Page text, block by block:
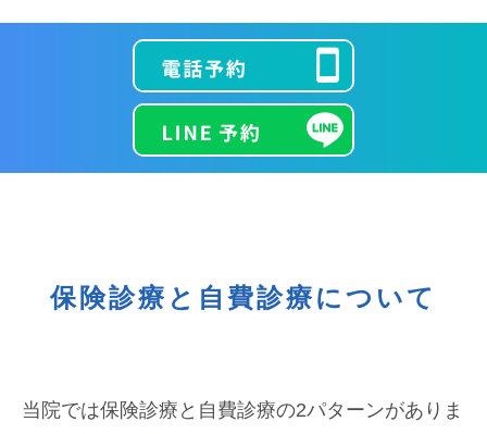
保険診療と自費診療について
当院では保険診療と自費診療の2パターンがありま